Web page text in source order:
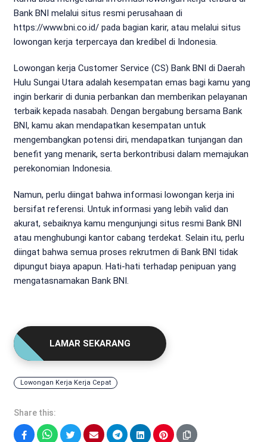
Bank BNI melalui situs resmi perusahaan di
https://www.bni.co.id/ pada bagian karir, atau melalui situs
lowongan kerja terpercaya dan kredibel di Indonesia.
Lowongan kerja Customer Service (CS) Bank BNI di Daerah
Hulu Sungai Utara adalah kesempatan emas bagi kamu yang
ingin berkarir di dunia perbankan dan memberikan pelayanan
terbaik kepada nasabah. Dengan bergabung bersama Bank
BNI, kamu akan mendapatkan kesempatan untuk
mengembangkan potensi diri, mendapatkan tunjangan dan
benefit yang menarik, serta berkontribusi dalam memajukan
perekonomian Indonesia.
Namun, perlu diingat bahwa informasi lowongan kerja ini
bersifat referensi. Untuk informasi yang lebih valid dan
akurat, sebaiknya kamu mengunjungi situs resmi Bank BNI
atau menghubungi kantor cabang terdekat. Selain itu, perlu
diingat bahwa semua proses rekrutmen di Bank BNI tidak
dipungut biaya apapun. Hati-hati terhadap penipuan yang
mengatasnamakan Bank BNI.
LAMAR SEKARANG
Lowongan Kerja Kerja Cepat
Share this: